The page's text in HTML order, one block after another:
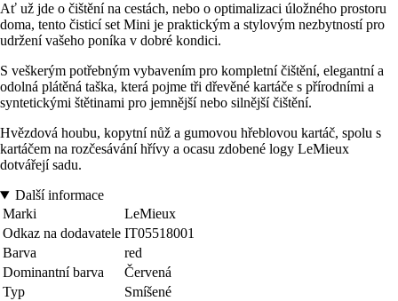
Ať už jde o čištění na cestách, nebo o optimalizaci úložného prostoru
doma, tento čisticí set Mini je praktickým a stylovým nezbytností pro
udržení vašeho poníka v dobré kondici.
S veškerým potřebným vybavením pro kompletní čištění, elegantní a
odolná plátěná taška, která pojme tři dřevěné kartáče s přírodními a
syntetickými štětinami pro jemnější nebo silnější čištění.
Hvězdová houbu, kopytní nůž a gumovou hřeblovou kartáč, spolu s
kartáčem na rozčesávání hřívy a ocasu zdobené logy LeMieux
dotvářejí sadu.
Další informace
Marki
LeMieux
Odkaz na dodavatele IT05518001
Barva
red
Dominantní barva
Červená
Typ
Smíšené